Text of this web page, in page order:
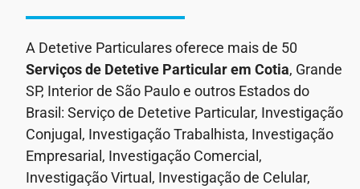
A Detetive Particulares oferece mais de 50
Serviços de Detetive Particularem Cotia, Grande
SP, Interior de São Paulo e outros Estados do
Brasil: Serviço de Detetive Particular, Investigação
Conjugal, Investigação Trabalhista, Investigação
Empresarial, Investigação Comercial,
Investigação Virtual, Investigação de Celular,